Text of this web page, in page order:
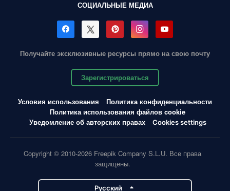
СОЦИАЛЬНЫЕ МЕДИА
Получайте эксклюзивные ресурсы прямо на свою почту
Зарегистрироваться
Условия использования
Политика конфиденциальности
Политика использования файлов cookie
Уведомление об авторских правах
Cookies settings
Copyright © 2010-2026 Freepik Company S.L.U. Все права
защищены.
Pусский